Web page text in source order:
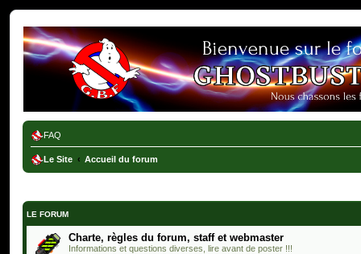
Ghostbusters France
FAQ
Le Site Accueil du forum
LE FORUM
Charte, règles du forum, staff et webmaster
Informations et questions diverses, lire avant de poster !!!